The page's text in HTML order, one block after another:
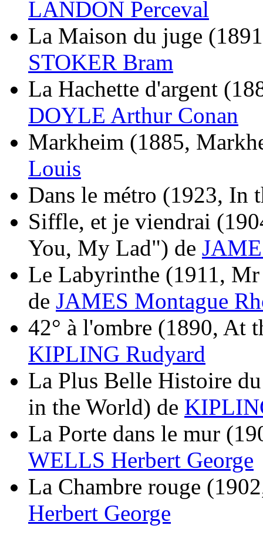
LANDON Perceval
La Maison du juge
STOKER Bram
La Hachette d'argent
DOYLE Arthur Conan
Markheim (1885,
Louis
Dans le métro (1923, In
Siffle, et je viendrai
You, My Lad") de
Le Labyrinthe (1911,
de JAMES Montague
42° à l'ombre (1890, At
KIPLING Rudyard
La Plus Belle Histoire
in the World) de
La Porte dans le mur
WELLS Herbert George
La Chambre rouge
Herbert George